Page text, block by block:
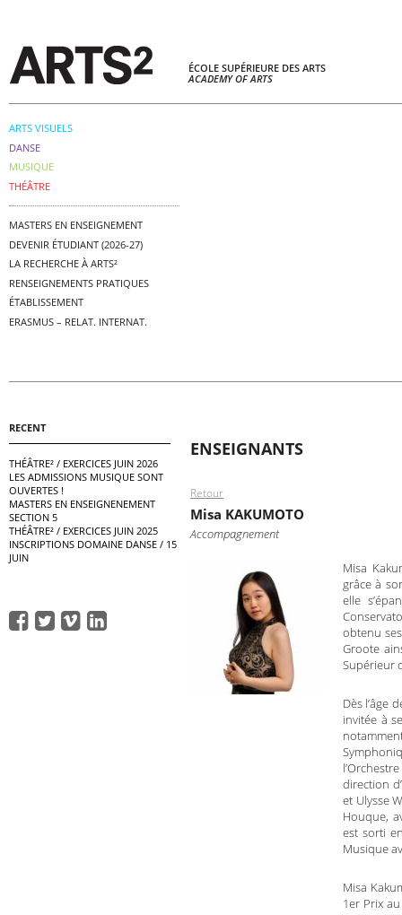
ÉCOLE SUPÉRIEURE DES ARTS
ACADEMY OF ARTS
ARTS VISUELS
DANSE
MUSIQUE
THÉÂTRE
MASTERS EN ENSEIGNEMENT
DEVENIR ÉTUDIANT (2026-27)
LA RECHERCHE À ARTS²
RENSEIGNEMENTS PRATIQUES
ÉTABLISSEMENT
ERASMUS – RELAT. INTERNAT.
RECENT
THÉÂTRE² / EXERCICES JUIN 2026
LES ADMISSIONS MUSIQUE SONT
OUVERTES !
MASTERS EN ENSEIGNENEMENT
SECTION 5
THÉÂTRE² / EXERCICES JUIN 2025
INSCRIPTIONS DOMAINE DANSE / 15
JUIN
ENSEIGNANTS
Retour
Misa KAKUMOTO
Accompagnement
Misa
grâce à
elle
obtenu
Groote
Supérieur
Dès l’âge
invitée à
direction
et Ulysse
Houque,
est sorti
Musique
Misa
1er Prix